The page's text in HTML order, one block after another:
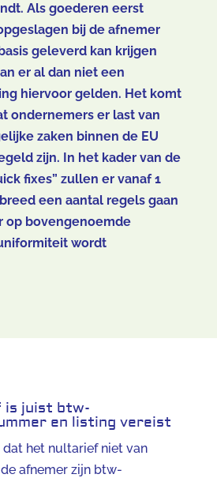
Als goederen eerst
bij de afnemer
geleverd kan krijgen
er al dan niet een
hiervoor gelden. Het komt
ondernemers er last van
zaken binnen de EU
zijn. In het kader van de
fixes” zullen er vanaf 1
een aantal regels gaan
op bovengenoemde
wordt
is juist btw-
en listing vereist
het nultarief niet van
afnemer zijn btw-